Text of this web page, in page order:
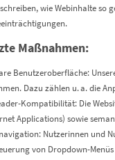
wie Webinhalte so
Maßnahmen:
Benutzeroberfläche:
Dazu zählen u. a. die
Kompatibilität: Die
Applications) sowie
Nutzerinnen und
von Dropdown-